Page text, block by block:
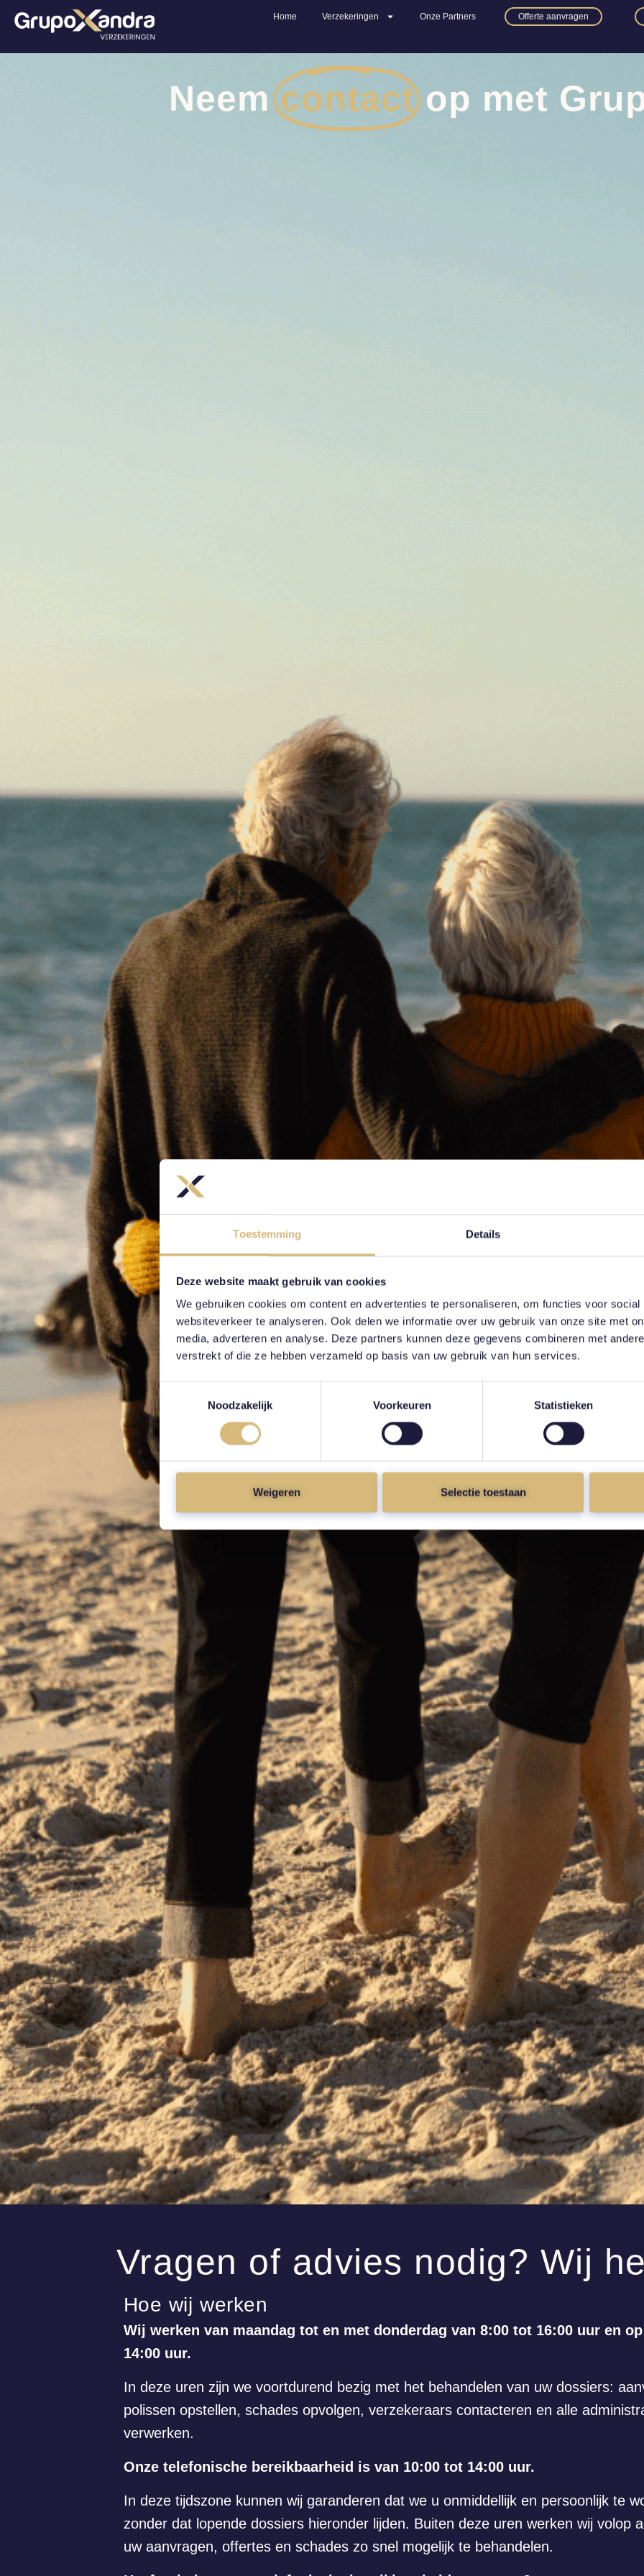
Toestemming Details
Deze website maakt gebruik van cookies
We gebruiken cookies om content en advertenties te personaliseren, om functies voor
websiteverkeer te analyseren. Ook delen we informatie over uw gebruik van onze site met
media, adverteren en analyse. Deze partners kunnen deze gegevens combineren met
verstrekt of die ze hebben verzameld op basis van uw gebruik van hun services.
Noodzakelijk
Voorkeuren Statistieken
Weigeren Selectie toestaan
Home Verzekeringen Onze Partners Offerte aanvragen
Neem contact op met
Vragen of advies nodig? Wij
Hoe wij werken
Wij werken van maandag tot en met donderdag van 8:00 tot 16:00 uur en
14:00 uur.
In deze uren zijn we voortdurend bezig met het behandelen van uw dossiers:
polissen opstellen, schades opvolgen, verzekeraars contacteren en alle
verwerken.
Onze telefonische bereikbaarheid is van 10:00 tot 14:00 uur.
In deze tijdszone kunnen wij garanderen dat we u onmiddellijk en persoonlijk te
zonder dat lopende dossiers hieronder lijden. Buiten deze uren werken wij volop
uw aanvragen, offertes en schades zo snel mogelijk te behandelen.